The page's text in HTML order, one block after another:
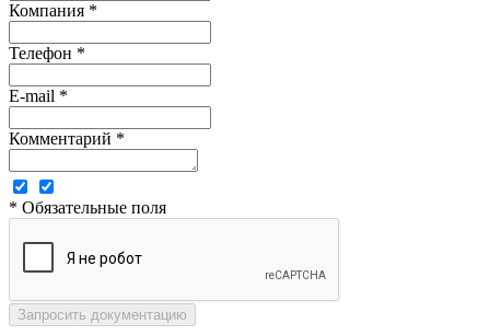
Компания *
Телефон *
E-mail *
Комментарий *
* Обязательные поля